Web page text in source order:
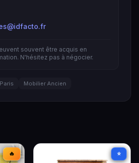
souvent être acquis en
N'hésitez pas à négocier.
Mobilier Ancien
🔥 ⭐